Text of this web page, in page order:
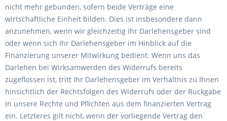
nicht mehr gebunden, sofern beide Verträge eine
wirtschaftliche Einheit bilden. Dies ist insbesondere dann
anzunehmen, wenn wir gleichzeitig Ihr Darlehensgeber sind
oder wenn sich Ihr Darlehensgeber im Hinblick auf die
Finanzierung unserer Mitwirkung bedient. Wenn uns das
Darlehen bei Wirksamwerden des Widerrufs bereits
zugeflossen ist, tritt Ihr Darlehensgeber im Verhältnis zu Ihnen
hinsichtlich der Rechtsfolgen des Widerrufs oder der Rückgabe
in unsere Rechte und Pflichten aus dem finanzierten Vertrag
ein. Letzteres gilt nicht, wenn der vorliegende Vertrag den